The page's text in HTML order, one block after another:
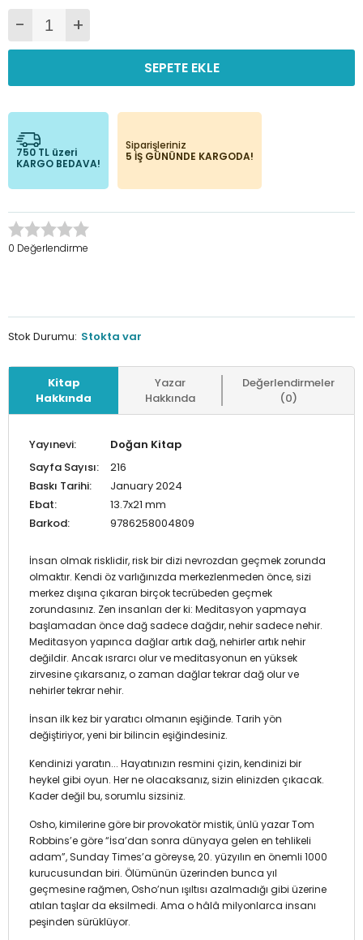
- +
SEPETE EKLE
750 TL üzeri
KARGO BEDAVA!
Siparişleriniz
5 İŞ GÜNÜNDE KARGODA!
0 Değerlendirme
Stok Durumu: Stokta var
Kitap
Hakkında
Yazar
Hakkında
Değerlendirmeler
(0)
Yayınevi:
Doğan Kitap
Sayfa Sayısı:
216
Baskı Tarihi:
January 2024
Ebat:
13.7x21 mm
Barkod:
9786258004809
İnsan olmak risklidir, risk bir dizi nevrozdan geçmek zorunda
olmaktır. Kendi öz varlığınızda merkezlenmeden önce, sizi
merkez dışına çıkaran birçok tecrübeden geçmek
zorundasınız. Zen insanları der ki: Meditasyon yapmaya
başlamadan önce dağ sadece dağdır, nehir sadece nehir.
Meditasyon yapınca dağlar artık dağ, nehirler artık nehir
değildir. Ancak ısrarcı olur ve meditasyonun en yüksek
zirvesine çıkarsanız, o zaman dağlar tekrar dağ olur ve
nehirler tekrar nehir.
İnsan ilk kez bir yaratıcı olmanın eşiğinde. Tarih yön
değiştiriyor, yeni bir bilincin eşiğindesiniz.
Kendinizi yaratın... Hayatınızın resmini çizin, kendinizi bir
heykel gibi oyun. Her ne olacaksanız, sizin elinizden çıkacak.
Kader değil bu, sorumlu sizsiniz.
Osho, kimilerine göre bir provokatör mistik, ünlü yazar Tom
Robbins’e göre “İsa’dan sonra dünyaya gelen en tehlikeli
adam”, Sunday Times’a göreyse, 20. yüzyılın en önemli 1000
kurucusundan biri. Ölümünün üzerinden bunca yıl
geçmesine rağmen, Osho’nun ışıltısı azalmadığı gibi üzerine
atılan taşlar da eksilmedi. Ama o hâlâ milyonlarca insanı
peşinden sürüklüyor.